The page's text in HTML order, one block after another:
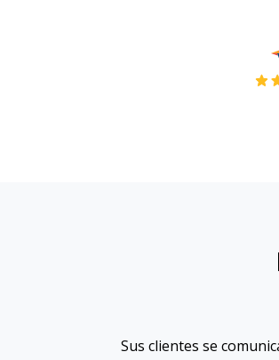
Sus clientes se